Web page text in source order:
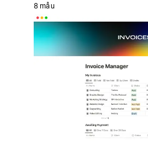
8 mẫu